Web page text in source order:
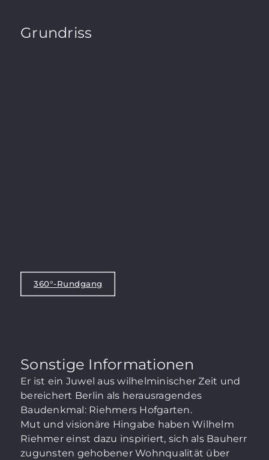
Grundriss
360°-Rundgang
Sonstige Informationen
Er ist ein Juwel aus wilhelminischer Zeit und
bereichert Berlin als herausragendes
Baudenkmal: Riehmers Hofgarten.
Mut und visionäre Hingabe haben Wilhelm
Riehmer einst dazu inspiriert, sich als Bauherr
zugunsten gehobener Wohnqualität über